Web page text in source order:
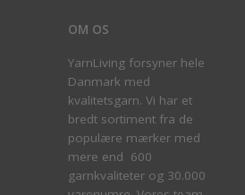
OM OS
YarnLiving forsyner hele
Danmark med
kvalitetsgarn. Vi har et
bredt sortiment fra de
populære mærker med
mere end 600
garnkvaliteter og 30.000